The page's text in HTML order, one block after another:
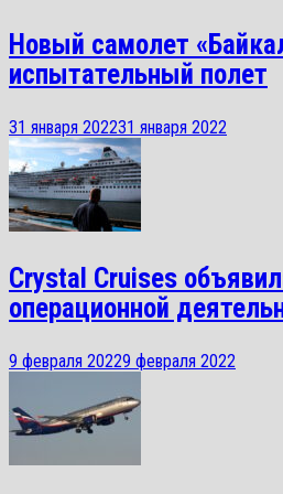
Новый самолет
испытательный полет
31 января 202231 января 2022
Crystal Cruises
операционной
9 февраля 20229 февраля 2022